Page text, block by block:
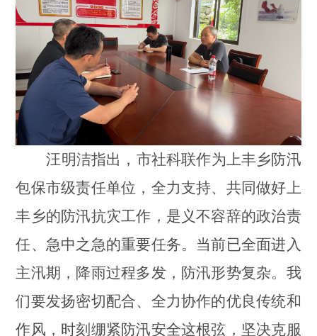
汪明洁指出，市社科联作为上丰乡防汛
包保市级责任单位，全力支持、共同做好上
丰乡的防汛抗灾工作，是义不容辞的政治责
任、急中之急的重要任务。 当前已全面进入
主汛期，降雨过程多发，防汛形势复杂。 我
们要发扬密切配合、全力协作的优良传统和
作风， 时刻绷紧防汛安全这根弦，坚决克服